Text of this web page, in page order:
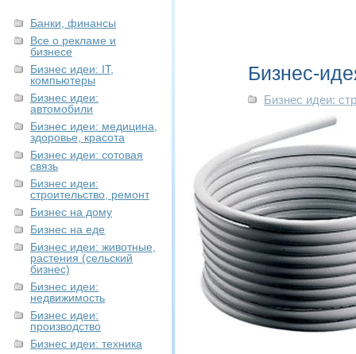
Банки, финансы
Все о рекламе и
бизнесе
Бизнес идеи: IT,
компьютеры
Бизнес идеи:
автомобили
Бизнес идеи: медицина,
здоровье, красота
Бизнес идеи: сотовая
связь
Бизнес идеи:
строительство, ремонт
Бизнес на дому
Бизнес на еде
Бизнес идеи: животные,
растения (сельский
бизнес)
Бизнес идеи:
недвижимость
Бизнес идеи:
производство
Бизнес идеи: техника
Бизнес-
Бизнес идеи: